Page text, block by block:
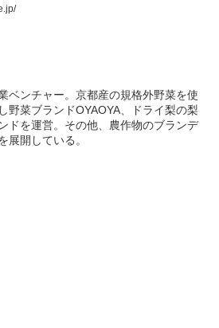
ベンチャー。京都産の規格外野菜を使
野菜ブランドOYAOYA、ドライ梨の梨
ドを運営。その他、農作物のブランデ
展開している。